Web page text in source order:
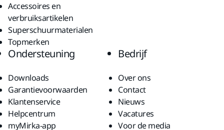
Accessoires en
verbruiksartikelen
Superschuurmaterialen
Topmerken
Ondersteuning
Downloads
Garantievoorwaarden
Klantenservice
Helpcentrum
myMirka-app
Bedrijf
Over ons
Contact
Nieuws
Vacatures
Voor de media